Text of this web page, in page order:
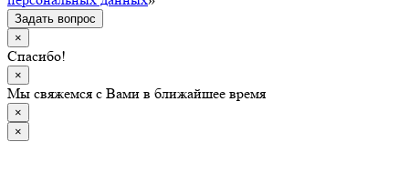
Задать вопрос
×
Спасибо!
×
Мы свяжемся с Вами в ближайшее время
×
×